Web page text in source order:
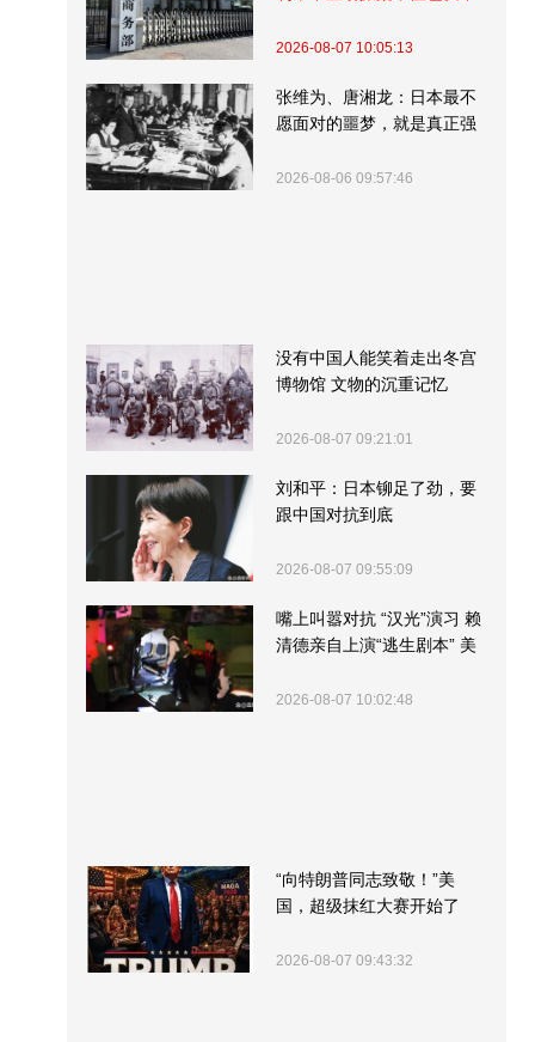
2026-08-07 10:05:13
张维为、唐湘龙：日本最不
愿面对的噩梦，就是真正强
2026-08-06 09:57:46
没有中国人能笑着走出冬宫
博物馆 文物的沉重记忆
2026-08-07 09:21:01
刘和平：日本铆足了劲，要
跟中国对抗到底
2026-08-07 09:55:09
嘴上叫嚣对抗 “汉光”演习 赖
清德亲自上演“逃生剧本” 美
2026-08-07 10:02:48
“向特朗普同志致敬！”美
国，超级抹红大赛开始了
2026-08-07 09:43:32